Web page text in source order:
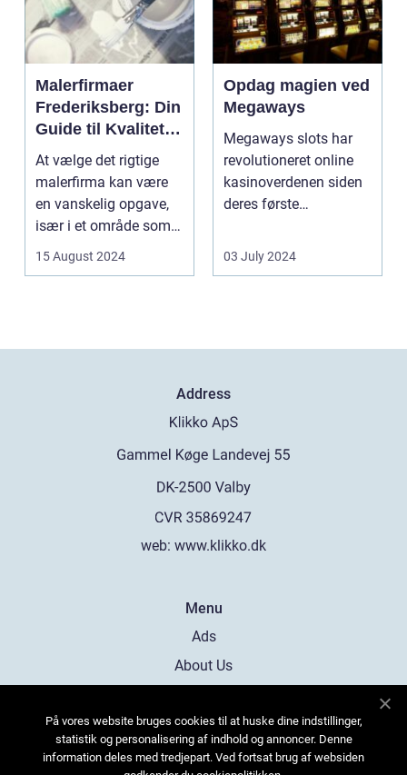
Malerfirmaer
Frederiksberg: Din
Guide til Kvalitet
og Service
At vælge det rigtige
malerfirma kan være
en vanskelig opgave,
især i et område som
Frederiksberg, hv...
15 August 2024
Opdag magien ved
Megaways
Megaways slots har
revolutioneret online
kasinoverdenen siden
deres første
spillea...
03 July 2024
Address
web: www.klikko.dk
Menu
Ads
About Us
Contact
Sitemap
På vores website bruges cookies til at huske dine indstillinger,
statistik og personalisering af indhold og annoncer. Denne
information deles med tredjepart. Ved fortsat brug af websiden